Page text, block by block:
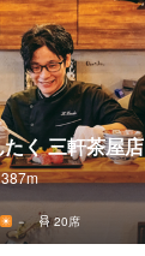
く 三軒茶屋店
387m
－ 20席